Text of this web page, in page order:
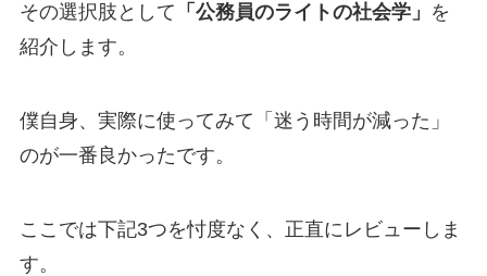
その選択肢として 「公務員のライトの社会学」 を
紹介します。
僕自身、実際に使ってみて「迷う時間が減った」
のが一番良かったです。
ここでは下記3つを忖度なく、正直にレビューしま
す。